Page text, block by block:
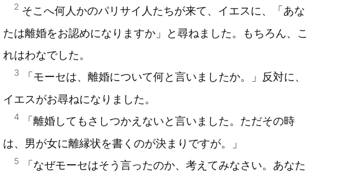
2 そこへ何人かのパリサイ人たちが来て、イエスに、「あな
たは離婚をお認めになりますか」と尋ねました。もちろん、こ
れはわなでした。
3
「モーセは、離婚について何と言いましたか。」反対に、
イエスがお尋ねになりました。
4
「離婚してもさしつかえないと言いました。ただその時
は、男が女に離縁状を書くのが決まりですが。」
5
「なぜモーセはそう言ったのか、考えてみなさい。あなた